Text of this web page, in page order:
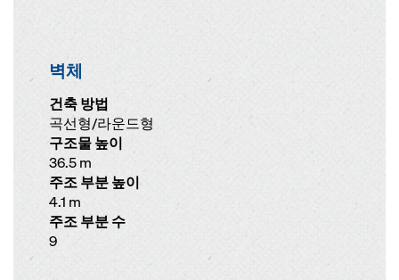
벽체
건축 방법
곡선형/라운드형
구조물 높이
36.5 m
주조 부분 높이
4.1 m
주조 부분 수
9